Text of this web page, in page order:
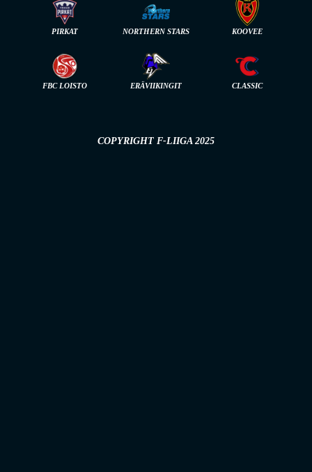
PIRKAT NORTHERN STARS KOOVEE
FBC LOISTO ERÄVIIKINGIT CLASSIC
COPYRIGHT F-LIIGA 2025